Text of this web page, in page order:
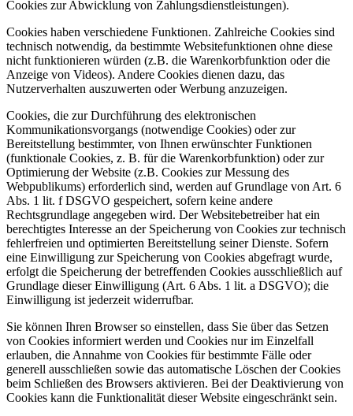
Cookies zur Abwicklung von Zahlungsdienstleistungen).
Cookies haben verschiedene Funktionen. Zahlreiche Cookies sind
technisch notwendig, da bestimmte Websitefunktionen ohne diese
nicht funktionieren würden (z.B. die Warenkorbfunktion oder die
Anzeige von Videos). Andere Cookies dienen dazu, das
Nutzerverhalten auszuwerten oder Werbung anzuzeigen.
Cookies, die zur Durchführung des elektronischen
Kommunikationsvorgangs (notwendige Cookies) oder zur
Bereitstellung bestimmter, von Ihnen erwünschter Funktionen
(funktionale Cookies, z. B. für die Warenkorbfunktion) oder zur
Optimierung der Website (z.B. Cookies zur Messung des
Webpublikums) erforderlich sind, werden auf Grundlage von Art. 6
Abs. 1 lit. f DSGVO gespeichert, sofern keine andere
Rechtsgrundlage angegeben wird. Der Websitebetreiber hat ein
berechtigtes Interesse an der Speicherung von Cookies zur technisch
fehlerfreien und optimierten Bereitstellung seiner Dienste. Sofern
eine Einwilligung zur Speicherung von Cookies abgefragt wurde,
erfolgt die Speicherung der betreffenden Cookies ausschließlich auf
Grundlage dieser Einwilligung (Art. 6 Abs. 1 lit. a DSGVO); die
Einwilligung ist jederzeit widerrufbar.
Sie können Ihren Browser so einstellen, dass Sie über das Setzen
von Cookies informiert werden und Cookies nur im Einzelfall
erlauben, die Annahme von Cookies für bestimmte Fälle oder
generell ausschließen sowie das automatische Löschen der Cookies
beim Schließen des Browsers aktivieren. Bei der Deaktivierung von
Cookies kann die Funktionalität dieser Website eingeschränkt sein.